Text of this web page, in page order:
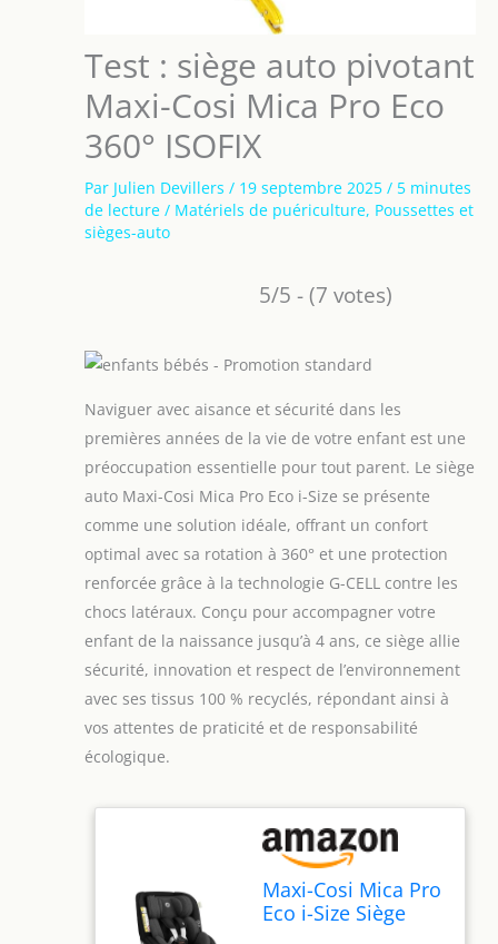
Test : siège auto pivotant
Maxi-Cosi Mica Pro Eco
360° ISOFIX
Par Julien Devillers / 19 septembre 2025 / 5 minutes
de lecture / Matériels de puériculture, Poussettes et
sièges-auto
5/5 - (7 votes)
Naviguer avec aisance et sécurité dans les
premières années de la vie de votre enfant est une
préoccupation essentielle pour tout parent. Le siège
auto Maxi-Cosi Mica Pro Eco i-Size se présente
comme une solution idéale, offrant un confort
optimal avec sa rotation à 360° et une protection
renforcée grâce à la technologie G-CELL contre les
chocs latéraux. Conçu pour accompagner votre
enfant de la naissance jusqu’à 4 ans, ce siège allie
sécurité, innovation et respect de l’environnement
avec ses tissus 100 % recyclés, répondant ainsi à
vos attentes de praticité et de responsabilité
écologique.
Maxi-Cosi Mica Pro
Eco i-Size Siège